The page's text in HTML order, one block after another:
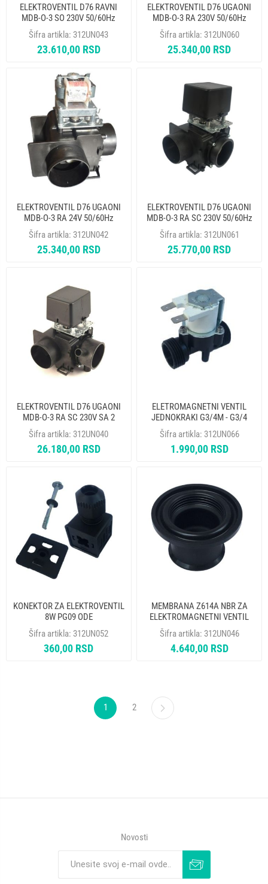
ELEKTROVENTIL D76 RAVNI
MDB-O-3 SO 230V 50/60Hz
PRIKLJUCAK D35mm
BRADENTON 33021420
Šifra artikla: 312UN043
23.610,00 RSD
ELEKTROVENTIL D76 UGAONI
MDB-O-3 RA 230V 50/60Hz
BRADENTON 33151620
Šifra artikla: 312UN060
25.340,00 RSD
ELEKTROVENTIL D76 UGAONI
MDB-O-3 RA 24V 50/60Hz
BRADENTON 33158220
Šifra artikla: 312UN042
25.340,00 RSD
ELEKTROVENTIL D76 UGAONI
MDB-O-3 RA SC 230V 50/60Hz
BRADENTON 33138620
Šifra artikla: 312UN061
25.770,00 RSD
ELEKTROVENTIL D76 UGAONI
MDB-O-3 RA SC 230V SA 2
PRIKLJUCKA 2x21 mm PRIMUS
LAVAMAC IPSO
GRANDIMPIANTI BRADENTON
Šifra artikla: 312UN040
26.180,00 RSD
ELETROMAGNETNI VENTIL
JEDNOKRAKI G3/4M - G3/4
230V 50Hz RPE
Šifra artikla: 312UN066
1.990,00 RSD
KONEKTOR ZA ELEKTROVENTIL
8W PG09 ODE
Šifra artikla: 312UN052
360,00 RSD
MEMBRANA Z614A NBR ZA
ELEKTROMAGNETNI VENTIL
D137 G2" SIRAI KREBE TIPPO
PRIMAT
Šifra artikla: 312UN046
4.640,00 RSD
1 2
Novosti